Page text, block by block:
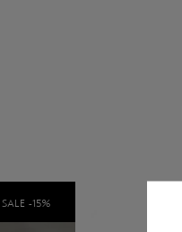
SALE -15%